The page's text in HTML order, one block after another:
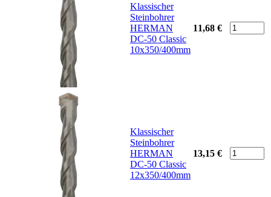
Klassischer
Steinbohrer
HERMAN
DC-50 Classic
10x350/400mm
11,68 €
Klassischer
Steinbohrer
HERMAN
DC-50 Classic
12x350/400mm
13,15 €